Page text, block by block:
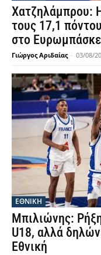
Χατζηλάμπρου:
τους 17,1
στο
Γιώργος Αριδαίας - 03/08/
ΕΘΝΙΚΉ
Μπιλιώνης:
U18, αλλά
Εθνική